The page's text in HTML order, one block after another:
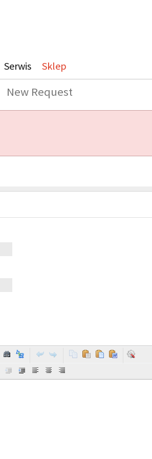
Serwis Sklep
New Request